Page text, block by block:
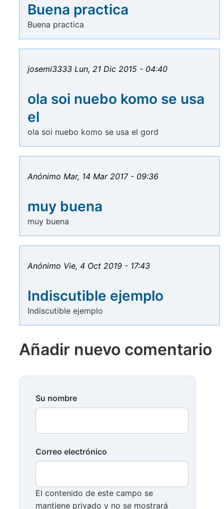
Buena practica
Buena practica
josemi3333 Lun, 21 Dic 2015 - 04:40
ola soi nuebo komo se usa
el
ola soi nuebo komo se usa el gord
Anónimo Mar, 14 Mar 2017 - 09:36
muy buena
muy buena
Anónimo Vie, 4 Oct 2019 - 17:43
Indiscutible ejemplo
Indiscutible ejemplo
Añadir nuevo comentario
Su nombre
Correo electrónico
El contenido de este campo se
mantiene privado y no se mostrará